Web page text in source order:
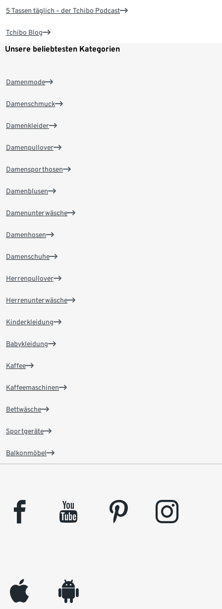
5 Tassen täglich – der Tchibo Podcast
Tchibo Blog
Unsere beliebtesten Kategorien
Damenmode
Damenschmuck
Damenkleider
Damenpullover
Damensporthosen
Damenblusen
Damenunterwäsche
Damenhosen
Damenschuhe
Herrenpullover
Herrenunterwäsche
Kinderkleidung
Babykleidung
Kaffee
Kaffeemaschinen
Bettwäsche
Sportgeräte
Balkonmöbel
facebook youtube pinterest instagram
appleinc android